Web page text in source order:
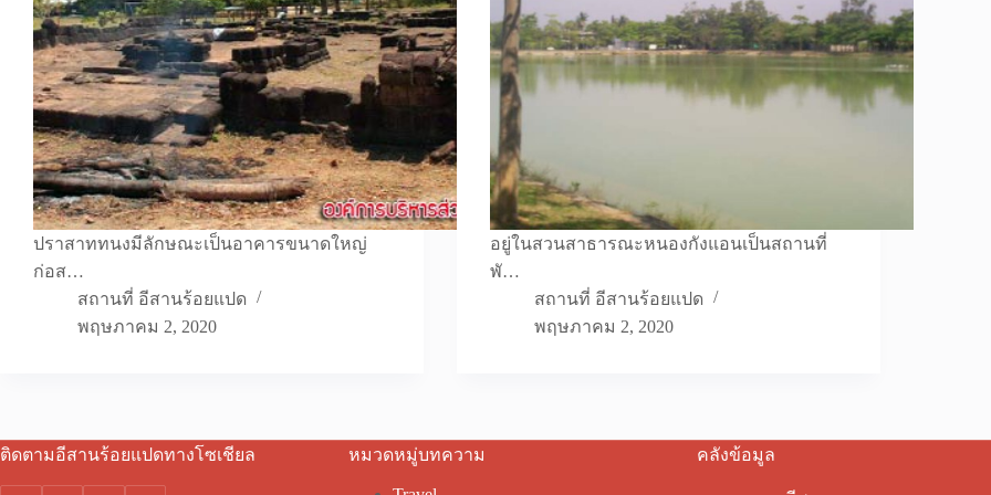
ปราสาททนงมีลักษณะเป็นอาคารขนาดใหญ่
ก่อส…
สถานที่ อีสานร้อยแปด
พฤษภาคม 2, 2020
อยู่ในสวนสาธารณะหนองกังแอนเป็นสถานที่
พั…
สถานที่ อีสานร้อยแปด
พฤษภาคม 2, 2020
ติดตามอีสานร้อยแปดทางโซเชียล หมวดหมู่บทความ คลังข้อมูล